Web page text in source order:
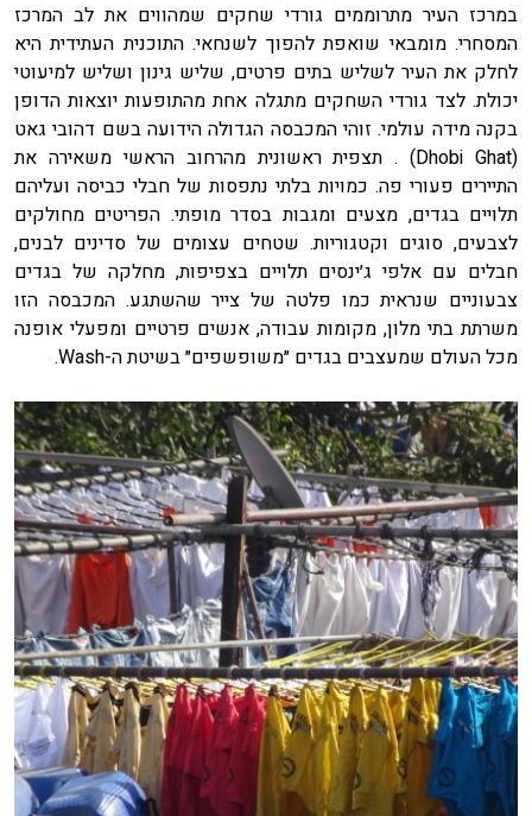
במרכז העיר מתרוממים גורדי שחקים שמהווים את לב המרכז
המסחרי. מומבאי שואפת להפוך לשנחאי. התוכנית העתידית היא
לחלק את העיר לשליש בתים פרטים, שליש גינון ושליש למיעוטי
יכולת. לצד גורדי השחקים מתגלה אחת מהתופעות יוצאות הדופן
בקנה מידה עולמי. זוהי המכבסה הגדולה הידועה בשם דהובי גאט
(Dhobi Ghat) . תצפית ראשונית מהרחוב הראשי משאירה את
התיירים פעורי פה. כמויות בלתי נתפסות של חבלי כביסה ועליהם
תלויים בגדים, מצעים ומגבות בסדר מופתי. הפריטים מחולקים
לצבעים, סוגים וקטגוריות. שטחים עצומים של סדינים לבנים,
חבלים עם אלפי ג׳ינסים תלויים בצפיפות, מחלקה של בגדים
צבעוניים שנראית כמו פלטה של צייר שהשתגע. המכבסה הזו
משרתת בתי מלון, מקומות עבודה, אנשים פרטיים ומפעלי אופנה
מכל העולם שמעצבים בגדים ״משופשפים״ בשיטת ה-Wash.